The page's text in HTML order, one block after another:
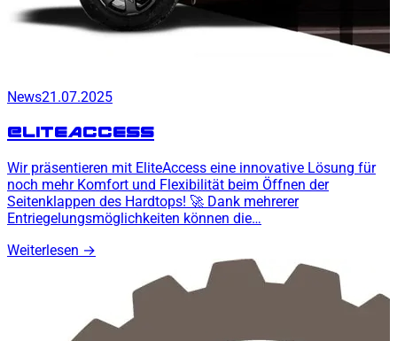
News21.07.2025
EliteAccess
Wir präsentieren mit EliteAccess eine innovative Lösung für
noch mehr Komfort und Flexibilität beim Öffnen der
Seitenklappen des Hardtops! 🚀 Dank mehrerer
Entriegelungsmöglichkeiten können die…
Weiterlesen →